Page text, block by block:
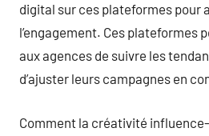
digital sur ces plateformes pour
l’engagement. Ces plateformes
aux agences de suivre les
d’ajuster leurs campagnes en
Comment la créativité